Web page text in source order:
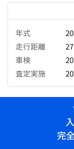
年式
走行距離
車検
査定実施
完